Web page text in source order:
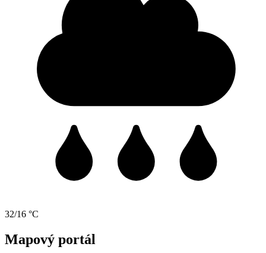
32/16 °C
Mapový portál